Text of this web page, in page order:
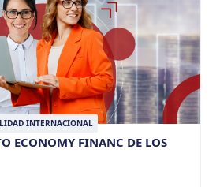
INTERNACIONAL
ECONOMY FINANC DE LOS